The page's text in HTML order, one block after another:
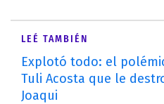
LEÉ TAMBIÉN
Explotó todo: el
Tuli Acosta que le
Joaqui